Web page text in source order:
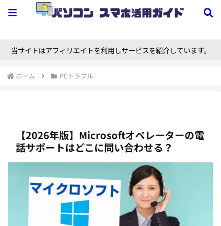
当サイトはアフィリエイトを利用しサービスを紹介しています。
ホーム PCトラブル
【2026年版】Microsoftオペレーターの電
話サポートはどこに問い合わせる？